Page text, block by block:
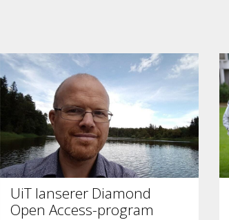
UiT lanserer Diamond
Open Access-program